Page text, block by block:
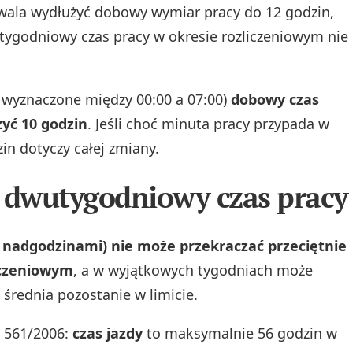
wydłużyć dobowy wymiar pracy do 12 godzin,
czas pracy w okresie rozliczeniowym nie
między 00:00 a 07:00) dobowy czas
10 godzin. Jeśli choć minuta pracy przypada w
dotyczy całej zmiany.
czas pracy
nie może przekraczać przeciętnie
, a w wyjątkowych tygodniach może
pozostanie w limicie.
2006: czas jazdy to maksymalnie 56 godzin w